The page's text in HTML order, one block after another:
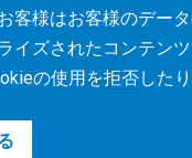
客様はお客様のデー
イズされたコンテン
の使用を拒否したり